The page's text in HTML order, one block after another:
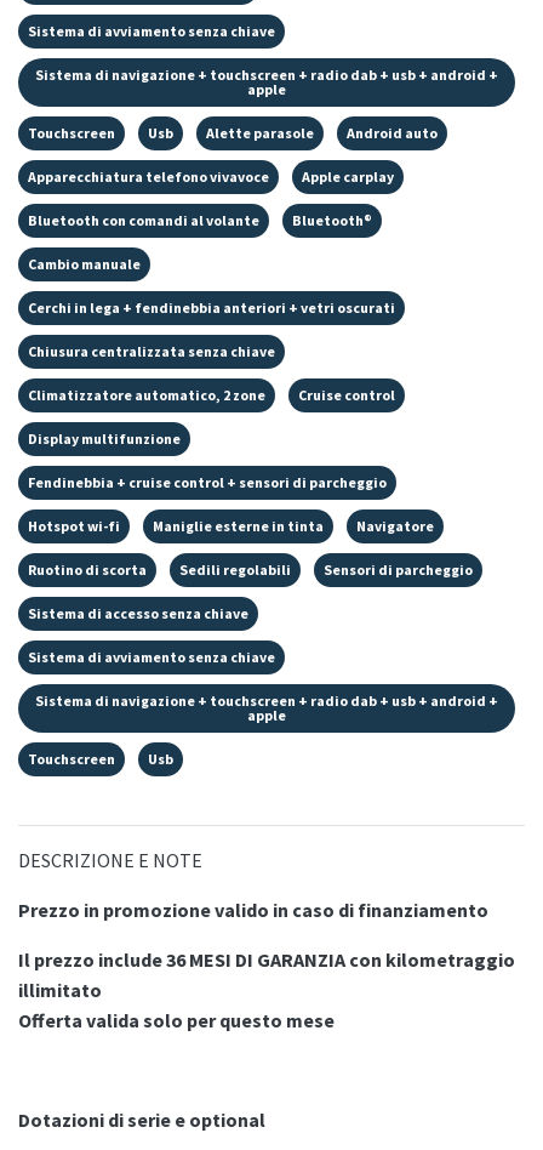
Sistema di avviamento senza chiave
Sistema di navigazione + touchscreen + radio dab + usb + android +
apple
Touchscreen Usb Alette parasole Android auto
Apparecchiatura telefono vivavoce Apple carplay
Bluetooth con comandi al volante Bluetooth®
Cambio manuale
Cerchi in lega + fendinebbia anteriori + vetri oscurati
Chiusura centralizzata senza chiave
Climatizzatore automatico, 2 zone Cruise control
Display multifunzione
Fendinebbia + cruise control + sensori di parcheggio
Hotspot wi-fi Maniglie esterne in tinta Navigatore
Ruotino di scorta Sedili regolabili Sensori di parcheggio
Sistema di accesso senza chiave
Sistema di avviamento senza chiave
Sistema di navigazione + touchscreen + radio dab + usb + android +
apple
Touchscreen Usb
DESCRIZIONE E NOTE
Prezzo in promozione valido in caso di finanziamento
Il prezzo include 36 MESI DI GARANZIA con kilometraggio
illimitato
Offerta valida solo per questo mese
Dotazioni di serie e optional